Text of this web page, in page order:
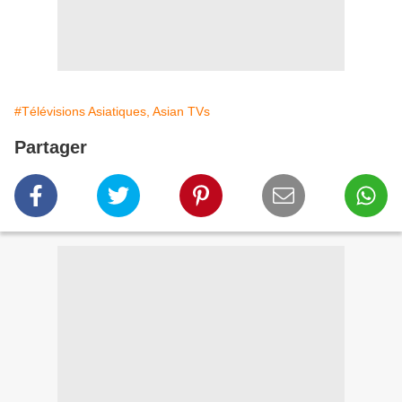
#Télévisions Asiatiques, Asian TVs
Partager